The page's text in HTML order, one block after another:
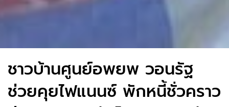
ชาวบ้านศูนย์อพยพ วอนรัฐ
ช่วยคุยไฟแนนซ์ พักหนี้ชั่วคราว